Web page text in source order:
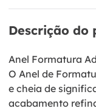
Descrição do
Anel Formatura
O Anel de
e cheia de
acabamento